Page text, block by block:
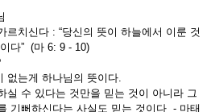
르치신다 : “당신의 뜻이 하늘에서 이룬 것
” (마 6: 9 - 10)
는게 하나님의 뜻이다.
실 수 있다는 것만을 믿는 것이 아니라 그
뻐하신다는 사실도 믿는 것이다 - 마태